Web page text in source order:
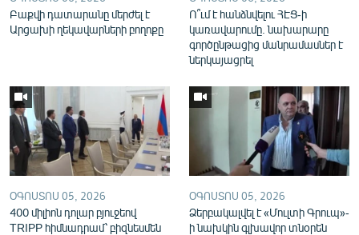
Բաքվի դատարանը մերժել է
Արցախի ղեկավարների բողոքը
Ո՞ւմ է հանձնվելու ՀԷՑ-ի
կառավարումը. նախարարը
գործընթացից մանրամասներ է
ներկայացրել
ՕԳՈՍՏՈՍ 05, 2026
400 միլիոն դոլար բյուջեով
TRIPP հիմնադրամ՝ բիզնեսմեն
ՕԳՈՍՏՈՍ 05, 2026
Ձերբակալվել է «Մուլտի Գրուպ»-
ի նախկին գլխավոր տնօրեն